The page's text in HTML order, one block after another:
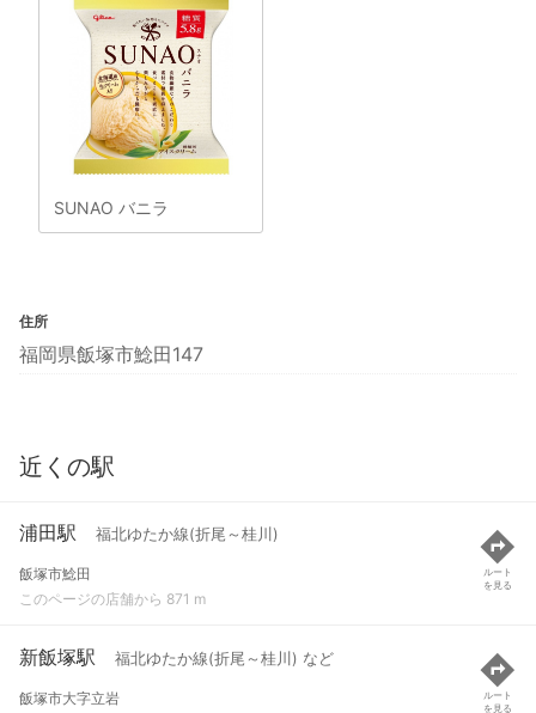
SUNAO バニラ
住所
福岡県飯塚市鯰田147
近くの駅
浦田駅 福北ゆたか線(折尾～桂川)
飯塚市鯰田
このページの店舗から 871 m
ルート
を見る
新飯塚駅 福北ゆたか線(折尾～桂川) など
飯塚市大字立岩
ルート
を見る